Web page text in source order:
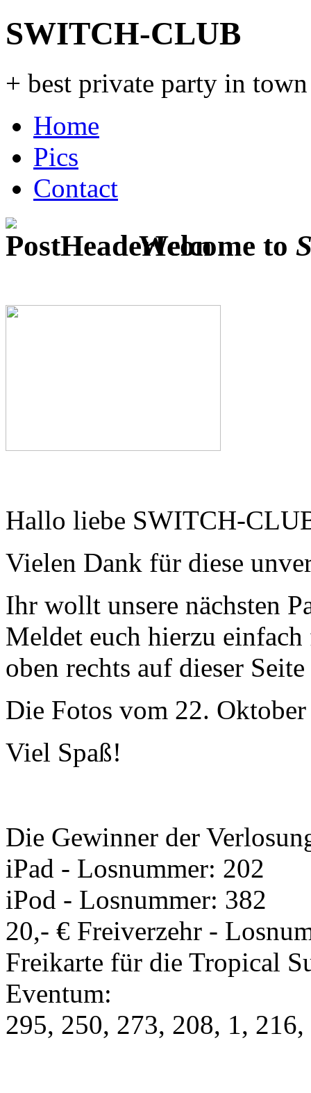
SWITCH-CLUB
+ best private party in
Home
Pics
Contact
Welcome to
Hallo liebe SWITCH-
Vielen Dank für diese
Ihr wollt unsere nächsten
Meldet euch hierzu
oben rechts auf dieser Seite
Die Fotos vom 22.
Viel Spaß!
Die Gewinner der
iPad - Losnummer: 202
iPod - Losnummer: 382
20,- € Freiverzehr -
Freikarte für die Tropical
Eventum:
295, 250, 273, 208, 1,